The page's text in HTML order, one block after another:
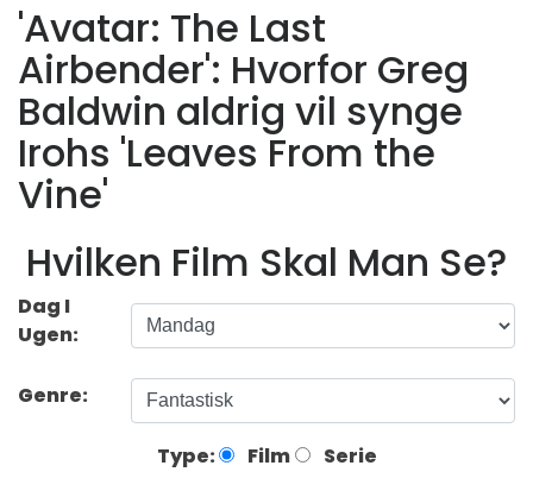
'Avatar: The Last
Airbender': Hvorfor Greg
Baldwin aldrig vil synge
Irohs 'Leaves From the
Vine'
Hvilken Film Skal Man Se?
Dag I
Ugen:
Genre:
Type: Film Serie